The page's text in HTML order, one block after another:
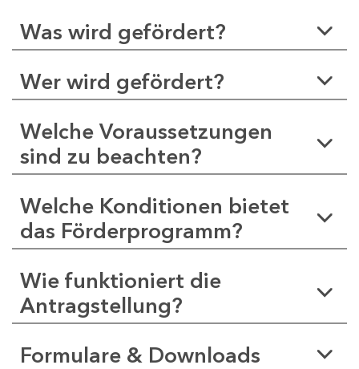
Was wird gefördert?
Wer wird gefördert?
Welche Voraussetzungen
sind zu beachten?
Welche Konditionen bietet
das Förderprogramm?
Wie funktioniert die
Antragstellung?
Formulare & Downloads